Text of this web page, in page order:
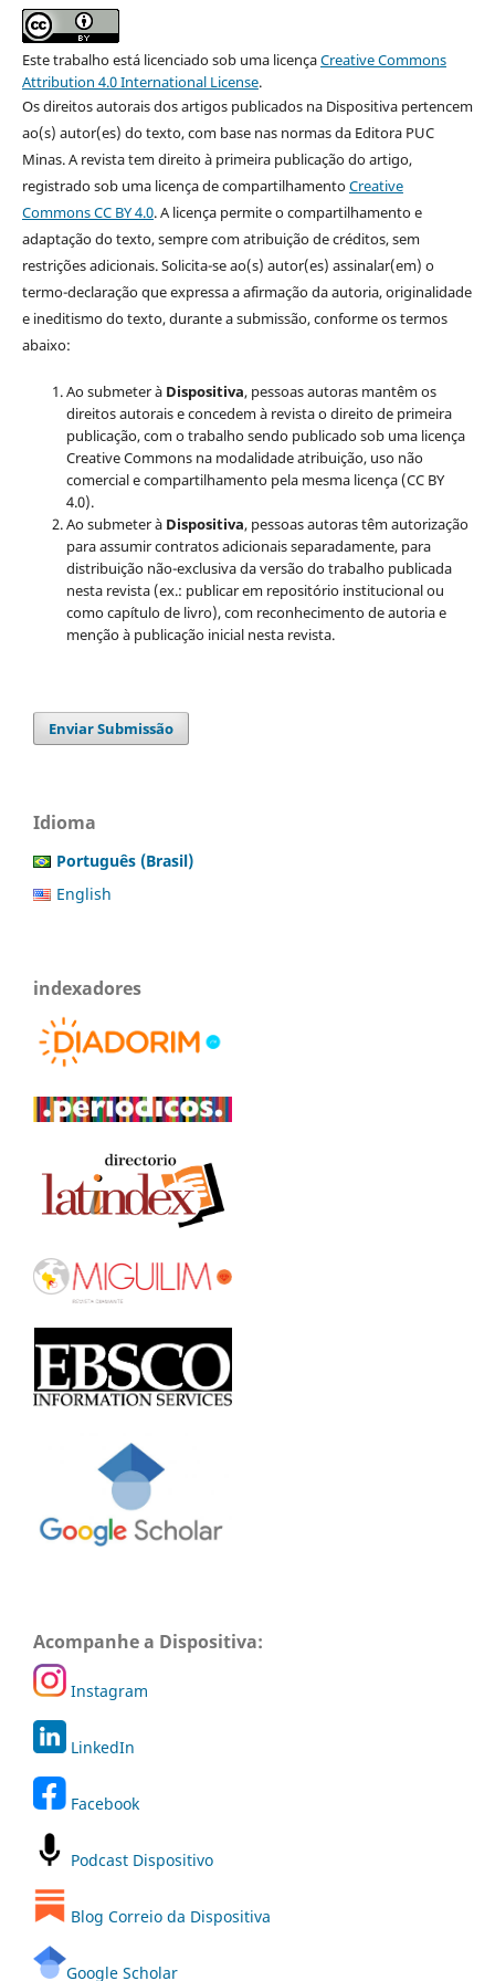
Este trabalho está licenciado sob uma licençaCreative Commons
Attribution 4.0 International License.
Os direitos autorais dos artigos publicados na Dispositiva pertencem
ao(s) autor(es) do texto, com base nas normas da Editora PUC
Minas. A revista tem direito à primeira publicação do artigo,
registrado sob uma licença de compartilhamentoCreative
Commons CC BY 4.0. A licença permite o compartilhamento e
adaptação do texto, sempre com atribuição de créditos, sem
restrições adicionais. Solicita-se ao(s) autor(es) assinalar(em) o
termo-declaração que expressa a afirmação da autoria, originalidade
e ineditismo do texto, durante a submissão, conforme os termos
abaixo:
Ao submeter à Dispositiva, pessoas autoras mantêm os
direitos autorais e concedem à revista o direito de primeira
publicação, com o trabalho sendo publicado sob uma licença
Creative Commons na modalidade atribuição, uso não
comercial e compartilhamento pela mesma licença (CC BY
4.0).
Ao submeter à Dispositiva, pessoas autoras têm autorização
para assumir contratos adicionais separadamente, para
distribuição não-exclusiva da versão do trabalho publicada
nesta revista (ex.: publicar em repositório institucional ou
como capítulo de livro), com reconhecimento de autoria e
menção à publicação inicial nesta revista.
Enviar Submissão
Idioma
Português (Brasil)
English
indexadores
Acompanhe a Dispositiva:
Instagram
LinkedIn
Facebook
Podcast Dispositivo
Blog Correio da Dispositiva
Google Scholar